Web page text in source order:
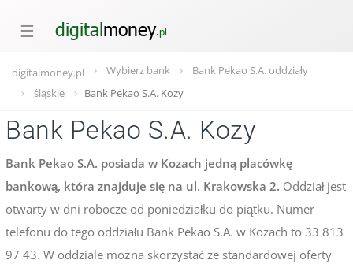
☰
digitalmoney.pl Wybierz bank
Bank Pekao S.A. oddziały
śląskie
Bank Pekao S.A. Kozy
Bank Pekao S.A. Kozy
Bank Pekao S.A. posiada w Kozach jedną placówkę
bankową, która znajduje się na ul. Krakowska 2. Oddział jest
otwarty w dni robocze od poniedziałku do piątku. Numer
telefonu do tego oddziału Bank Pekao S.A. w Kozach to 33 813
97 43. W oddziale można skorzystać ze standardowej oferty